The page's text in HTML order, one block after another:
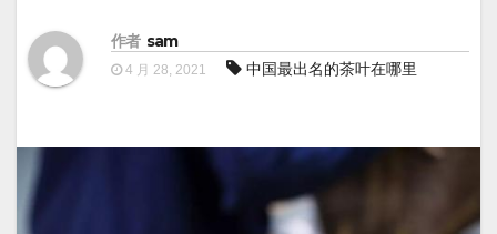
作者 sam
4 月 28, 2021 中国最出名的茶叶在哪里